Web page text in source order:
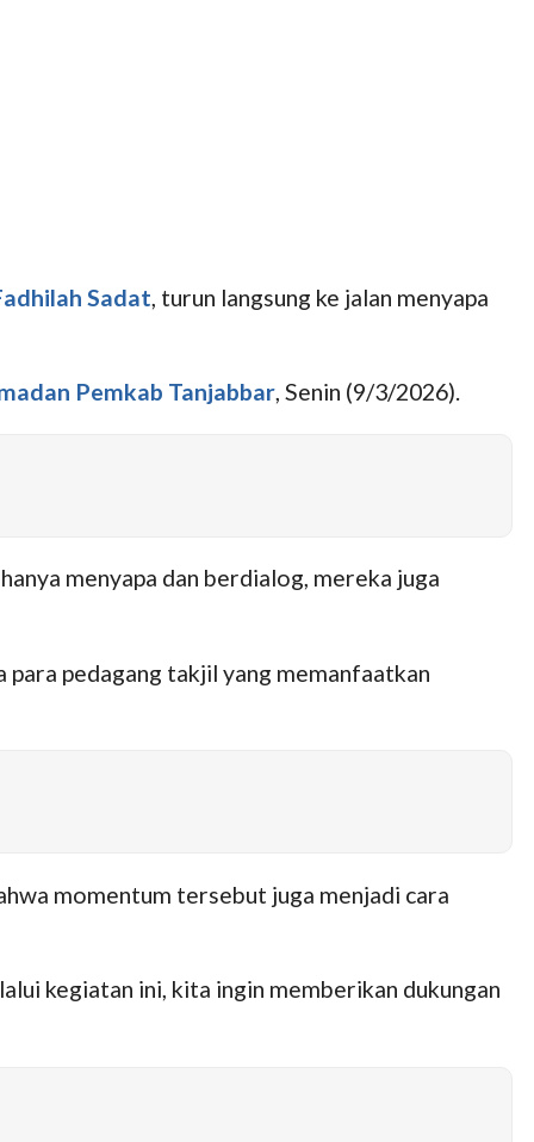
Sadat , turun langsung ke jalan menyapa
Pemkab Tanjabbar, Senin (9/3/2026).
menyapa dan berdialog, mereka juga
pedagang takjil yang memanfaatkan
momentum tersebut juga menjadi cara
kegiatan ini, kita ingin memberikan dukungan